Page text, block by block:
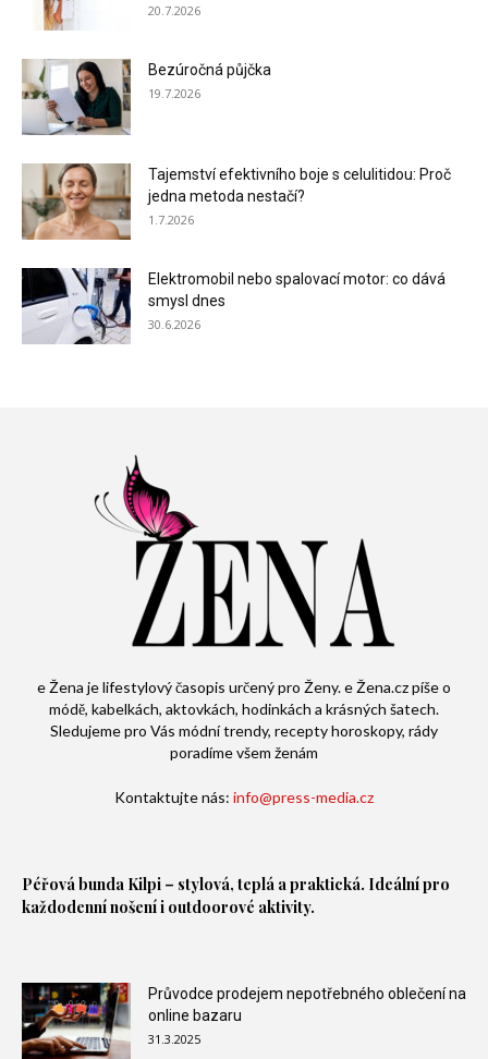
20.7.2026
Bezúročná půjčka
19.7.2026
Tajemství efektivního boje s celulitidou: Proč
jedna metoda nestačí?
1.7.2026
Elektromobil nebo spalovací motor: co dává
smysl dnes
30.6.2026
e Žena je lifestylový časopis určený pro Ženy. e Žena.cz píše o
módě, kabelkách, aktovkách, hodinkách a krásných šatech.
Sledujeme pro Vás módní trendy, recepty horoskopy, rády
poradíme všem ženám
Kontaktujte nás: info@press-media.cz
Péřová bunda Kilpi – stylová, teplá a praktická. Ideální pro
každodenní nošení i outdoorové aktivity.
Průvodce prodejem nepotřebného oblečení na
online bazaru
31.3.2025